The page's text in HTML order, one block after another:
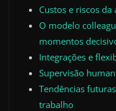
Custos e riscos
O modelo
momentos
Integrações e
Supervisão
Tendências
trabalho